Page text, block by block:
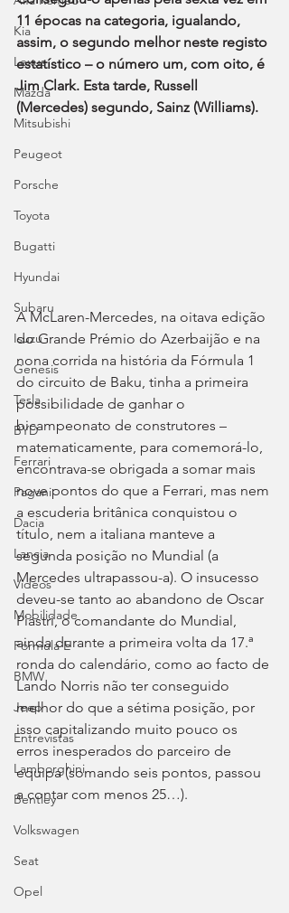
Kia
Lexus
Mazda
Mitsubishi
Peugeot
Porsche
Toyota
Bugatti
Hyundai
Subaru
Isuzu
Genesis
Tesla
BYD
Ferrari
Pagani
Dacia
Lancia
Videos
Mobilidade
Fórmula E
BMW
Jeep
Entrevistas
Lamborghini
Bentley
Volkswagen
Seat
Opel
11 épocas na categoria, igualando,
assim, o segundo melhor neste registo
estatístico – o número um, com oito, é
Jim Clark. Esta tarde, Russell
(Mercedes) segundo, Sainz (Williams).
A McLaren-Mercedes, na oitava edição
do Grande Prémio do Azerbaijão e na
nona corrida na história da Fórmula 1
do circuito de Baku, tinha a primeira
possibilidade de ganhar o
bicampeonato de construtores –
matematicamente, para comemorá-lo,
encontrava-se obrigada a somar mais
nove pontos do que a Ferrari, mas nem
a escuderia britânica conquistou o
título, nem a italiana manteve a
segunda posição no Mundial (a
Mercedes ultrapassou-a). O insucesso
deveu-se tanto ao abandono de Oscar
Piastri, o comandante do Mundial,
ainda durante a primeira volta da 17.ª
ronda do calendário, como ao facto de
Lando Norris não ter conseguido
melhor do que a sétima posição, por
isso capitalizando muito pouco os
erros inesperados do parceiro de
equipa (somando seis pontos, passou
a contar com menos 25…).